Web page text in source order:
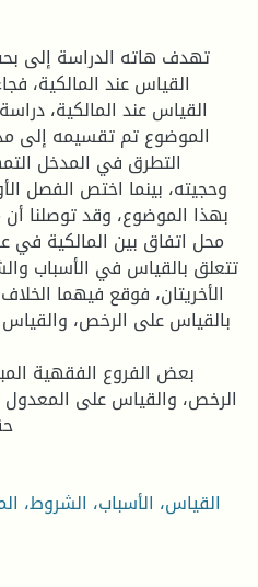
تهدف هاته الدراسة إلى
القياس عند المالكية،
القياس عند المالكية،
الموضوع تم تقسيمه إلى
التطرق في المدخل
وحجيته، بينما اختص الفصل
بهذا الموضوع، وقد توصلنا
محل اتفاق بين المالكية
تتعلق بالقياس في الأسباب
الأخريتان، فوقع فيهما
بالقياس على الرخص،
بعض الفروع الفقهية
الرخص، والقياس على
القياس، الأسباب، الشروط،